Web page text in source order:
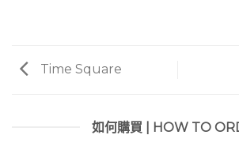
Time Square
如何購買 | HOW TO